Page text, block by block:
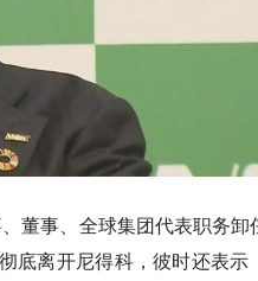
董事、全球集团代表职务卸
底离开尼得科，彼时还表示